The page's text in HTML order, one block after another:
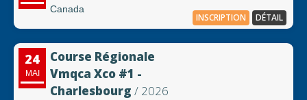
Canada
INSCRIPTION DÉTAIL
24
MAI
Course Régionale
Vmqca Xco #1 -
Charlesbourg / 2026